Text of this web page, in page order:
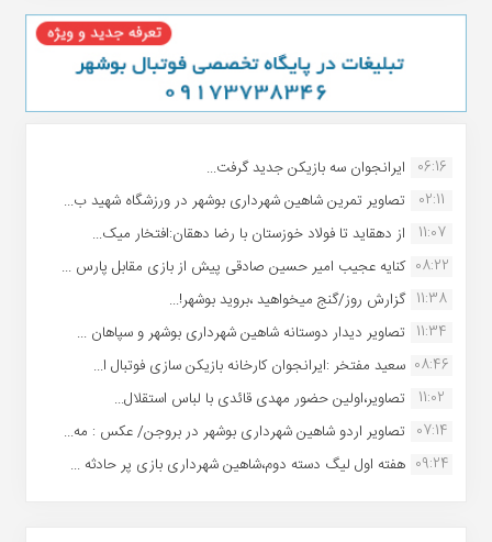
06:16 ایرانجوان سه بازیکن جدید گرفت...
02:11
تصاویر تمرین شاهین شهردارى بوشهر در ورزشگاه شهید ب...
11:07
از دهقاید تا فولاد خوزستان با رضا دهقان:افتخار میک...
08:22 کنایه عجیب امیر حسین صادقی پیش از بازی مقابل پارس ...
11:38 گزارش روز/گنج میخواهید ،بروید بوشهر!...
11:34 تصاویر دیدار دوستانه شاهین شهردارى بوشهر و سپاهان ...
08:46 سعید مفتخر :ایرانجوان کارخانه بازیکن سازی فوتبال ا...
11:02
تصاویر،اولین حضور مهدی قائدی با لباس استقلال...
07:14 تصاویر اردو شاهین شهرداری بوشهر در بروجن/ عکس : مه...
09:24 هفته اول لیگ دسته دوم،شاهین شهرداری بازی پر حادثه ...